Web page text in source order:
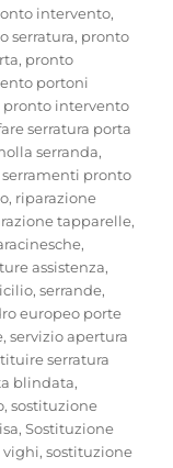
intervento,
serratura, pronto
, pronto
portoni
pronto intervento
serratura porta
serranda,
pronto
, riparazione
tapparelle,
,
assistenza,
,serrande,
europeo porte
,servizio apertura
serratura
blindata,
,sostituzione
,Sostituzione
vighi,sostituzione